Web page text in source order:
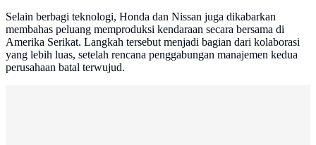
Selain berbagi teknologi, Honda dan Nissan juga dikabarkan
membahas peluang memproduksi kendaraan secara bersama di
Amerika Serikat. Langkah tersebut menjadi bagian dari kolaborasi
yang lebih luas, setelah rencana penggabungan manajemen kedua
perusahaan batal terwujud.